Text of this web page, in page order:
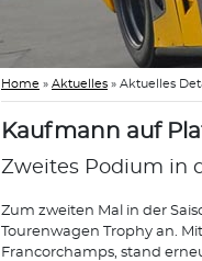
Home » Aktuelles » Aktuelles
Kaufmann auf
Zweites Podium in
Zum zweiten Mal in der
Tourenwagen Trophy an.
Francorchamps, stand